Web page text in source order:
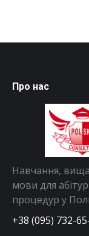
Про нас
Навчання, вища
мови для
процедур у
+38 (095) 732-